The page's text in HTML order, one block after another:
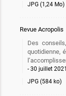
JPG (1,24 Mo)
Revue Acropolis
Des
quotidienne,
30 juillet 2021
JPG (584 ko)